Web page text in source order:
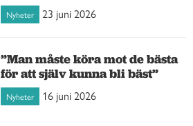
Nyheter 23 juni 2026
”Man måste köra mot de bästa
för att själv kunna bli bäst”
Nyheter 16 juni 2026